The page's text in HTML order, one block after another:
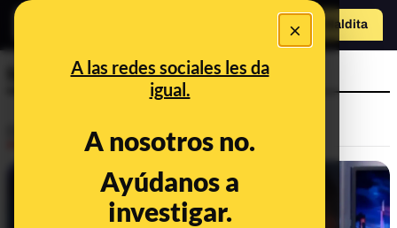
×
A las redes sociales les da
igual.
A nosotros no.
Ayúdanos a
investigar.
Hazte Maldita
fondos de inversión